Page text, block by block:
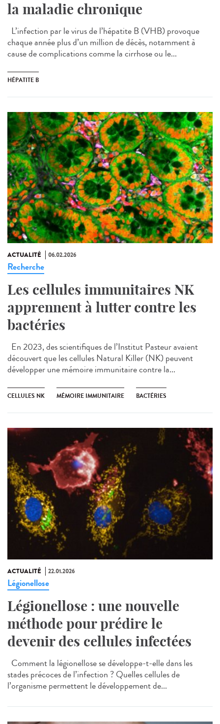
la maladie chronique
L’infection par le virus de l’hépatite B (VHB) provoque
chaque année plus d’un million de décès, notamment à
cause de complications comme la cirrhose ou le...
HÉPATITE B
ACTUALITÉ 06.02.2026
Recherche
Les cellules immunitaires NK
apprennent à lutter contre les
bactéries
En 2023, des scientifiques de l’Institut Pasteur avaient
découvert que les cellules Natural Killer (NK) peuvent
développer une mémoire immunitaire contre la...
CELLULES NK MÉMOIRE IMMUNITAIRE BACTÉRIES
ACTUALITÉ 22.01.2026
Légionellose
Légionellose : une nouvelle
méthode pour prédire le
devenir des cellules infectées
Comment la légionellose se développe-t-elle dans les
stades précoces de l’infection ? Quelles cellules de
l’organisme permettent le développement de...